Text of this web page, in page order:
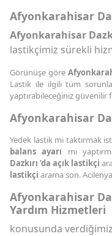
Afyonkarahisar
Afyonkarahisar
lastikçimiz sürekli
Görünüşe göre
Lastik ile ilgili tüm
yaptırabileceğiniz güvenilir
Afyonkarahisar
Yedek lastik mi taktırmak
balans ayarı mı
Dazkırı ’da açık lastikçi
lastikçi arama son.
Afyonkarahisar
Yardım Hizmetleri
konusunda